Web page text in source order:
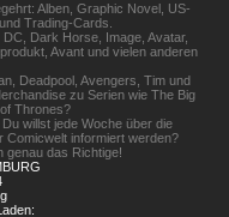
Alben, Graphic Novel, US-
Trading-Cards.
Dark Horse, Image, Avatar,
Avant und vielen anderen
Deadpool, Avengers, Tim und
zu Serien wie The Big
Thrones?
willst jede Woche über die
Comicwelt informiert werden?
genau das Richtige!